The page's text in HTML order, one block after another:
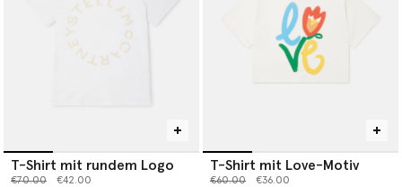
T-Shirt mit rundem Logo
Preis reduziert von
€70.00bis€42.00
T-Shirt mit Love-Motiv
Preis reduziert von
€60.00bis€36.00